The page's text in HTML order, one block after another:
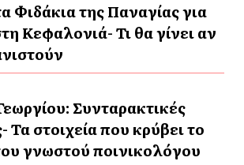
Φιδάκια της Παναγίας για
Κεφαλονιά- Τι θα γίνει αν
Συνταρακτικές
Τα στοιχεία που κρύβει το
γνωστού ποινικολόγου